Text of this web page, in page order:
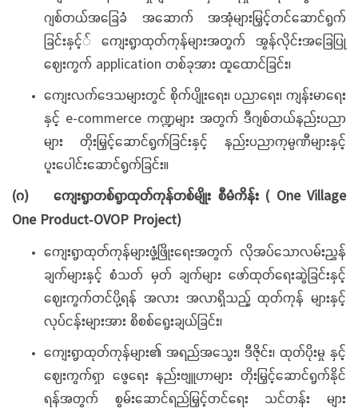
ဂျစ်တယ်အခြေခံ အဆောက် အအုံများမြှင့်တင်ဆောင်ရွက်
ခြင်းနှင့်် ကျေးရွာထုတ်ကုန်များအတွက် အွန်လိုင်းအခြေပြု
ဈေးကွက် application တစ်ခုအား ထူထောင်ခြင်း၊
ကျေးလက်ဒေသများတွင် စိုက်ပျိုးရေး၊ ပညာရေး၊ ကျန်းမာရေး
နှင့် e-commerce ကဏ္ဍများ အတွက် ဒီဂျစ်တယ်နည်းပညာ
များ တိုးမြှင့်ဆောင်ရွက်ခြင်းနှင့် နည်းပညာကုမ္ပဏီများနှင့်
ပူးပေါင်းဆောင်ရွက်ခြင်း။
(ဂ)
ကျေးရွာတစ်ရွာထုတ်ကုန်တစ်မျိုး စီမံကိန်း ( One Village
One Product-OVOP Project)
ကျေးရွာထုတ်ကုန်များဖွံ့ဖြိုးရေးအတွက် လိုအပ်သောလမ်းညွှန်
ချက်များနှင့် စံသတ် မှတ် ချက်များ ဖော်ထုတ်ရေးဆွဲခြင်းနှင့်
ဈေးကွက်တင်ပို့ရန် အလား အလာရှိသည့် ထုတ်ကုန် များနှင့်
လုပ်ငန်းများအား စိစစ်ရွေးချယ်ခြင်း၊
ကျေးရွာထုတ်ကုန်များ၏ အရည်အသွေး၊ ဒီဇိုင်း၊ ထုတ်ပိုးမှု နှင့်
ဈေးကွက်ရှာ ဖွေရေး နည်းဗျူဟာများ တိုးမြှင့်ဆောင်ရွက်နိုင်
ရန်အတွက် စွမ်းဆောင်ရည်မြှင့်တင်ရေး သင်တန်း များ